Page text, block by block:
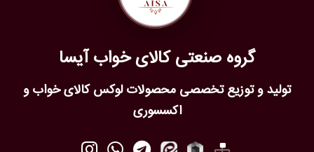
گروه صنعتی کالای خواب آیسا
تولید و توزیع تخصصی محصولات لوکس کالای خواب و
اکسسوری